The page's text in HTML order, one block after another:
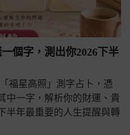
個字，測出你2026下半
福星高照」測字占卜，憑
中一字，解析你的財運、貴
半年最重要的人生提醒與轉